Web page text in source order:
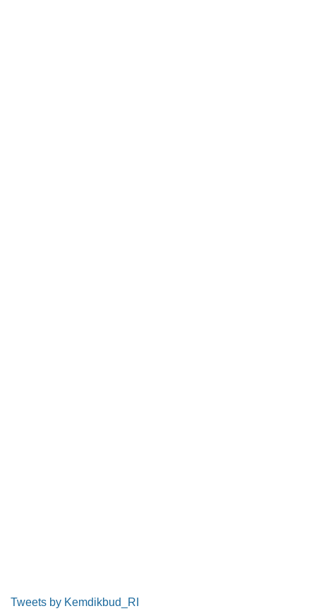
Tweets by Kemdikbud_RI